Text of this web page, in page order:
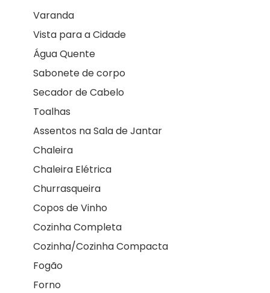
Varanda
Vista para a Cidade
Água Quente
Sabonete de corpo
Secador de Cabelo
Toalhas
Assentos na Sala de Jantar
Chaleira
Chaleira Elétrica
Churrasqueira
Copos de Vinho
Cozinha Completa
Cozinha/Cozinha Compacta
Fogão
Forno